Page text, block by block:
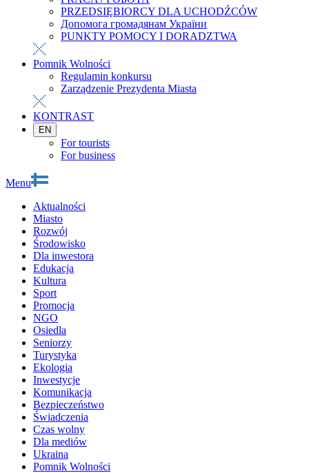
PRZEDSIĘBIORCY DLA UCHODŹCÓW
Допомога громадянам України
PUNKTY POMOCY I DORADZTWA
Pomnik Wolności
Regulamin konkursu
Zarządzenie Prezydenta Miasta
KONTRAST
EN
For tourists
For business
Menu
Aktualności
Miasto
Rozwój
Środowisko
Dla inwestora
Edukacja
Kultura
Sport
Promocja
NGO
Osiedla
Seniorzy
Turystyka
Ekologia
Inwestycje
Komunikacja
Bezpieczeństwo
Świadczenia
Czas wolny
Dla mediów
Ukraina
Pomnik Wolności